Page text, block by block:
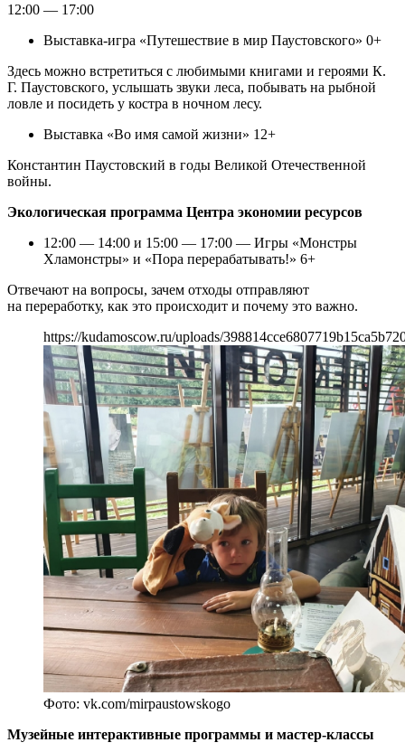
12:00 — 17:00
Выставка-игра «Путешествие в мир Паустовского» 0+
Здесь можно встретиться с любимыми книгами и героями К.
Г. Паустовского, услышать звуки леса, побывать на рыбной
ловле и посидеть у костра в ночном лесу.
Выставка «Во имя самой жизни» 12+
Константин Паустовский в годы Великой Отечественной
войны.
Экологическая программа Центра экономии ресурсов
12:00 — 14:00 и 15:00 — 17:00 — Игры «Монстры
Хламонстры» и «Пора перерабатывать!» 6+
Отвечают на вопросы, зачем отходы отправляют
на переработку, как это происходит и почему это важно.
https://kudamoscow.ru/uploads/
Фото: vk.com/mirpaustowskogo
Музейные интерактивные программы и мастер-классы